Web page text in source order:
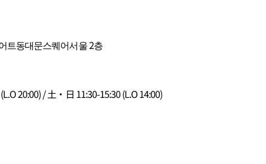
트동대문스퀘어서울 2층
20:00) / 土・日 11:30-15:30 (L.O 14:00)